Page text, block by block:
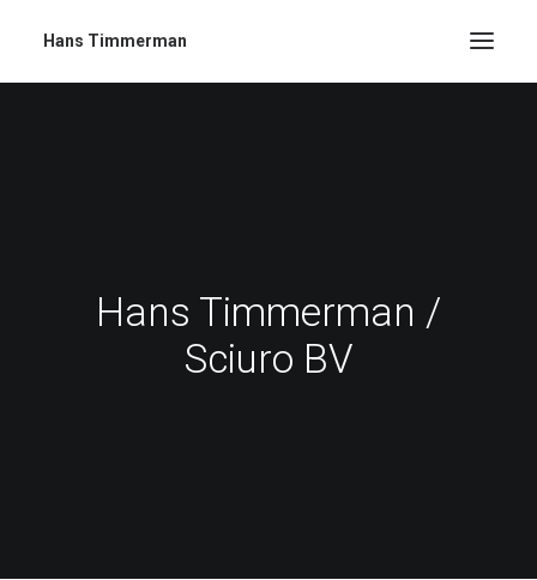
Hans Timmerman
Hans Timmerman /
Sciuro BV